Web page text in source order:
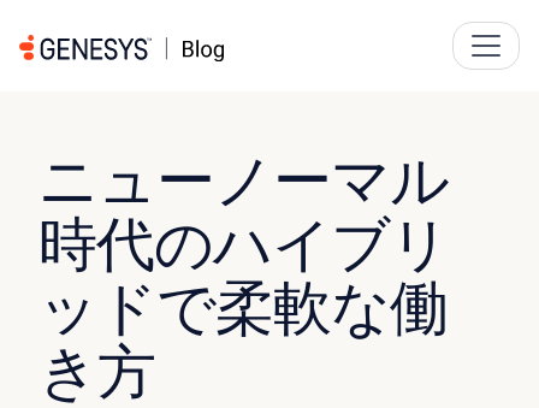
ニューノーマル
時代のハイブリ
ッドで柔軟な働
き方